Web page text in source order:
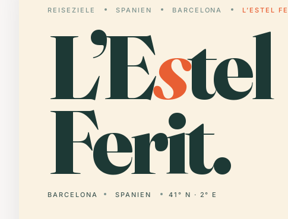
REISEZIELE SPANIEN BARCELONA L’ESTEL
L’Estel
Ferit.
BARCELONA SPANIEN 41° N · 2° E